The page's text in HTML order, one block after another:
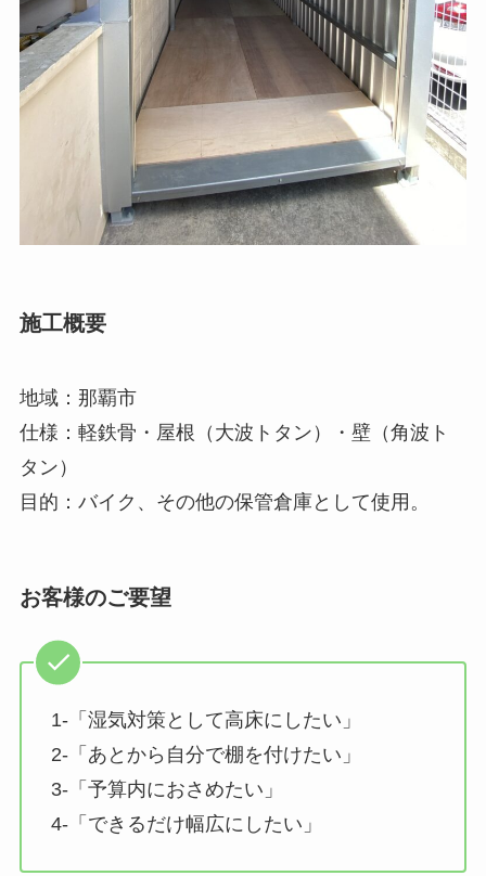
施工概要
地域：那覇市
仕様：軽鉄骨・屋根（大波トタン）・壁（角波ト
タン）
目的：バイク、その他の保管倉庫として使用。
お客様のご要望
1-「湿気対策として高床にしたい」
2-「あとから自分で棚を付けたい」
3-「予算内におさめたい」
4-「できるだけ幅広にしたい」